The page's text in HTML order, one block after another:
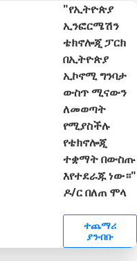
"የኢትዮጵያ
ኢንፎርሜሽን
ቴክኖሎጂ ፓርክ
በኢትዮጵያ
ኢኮኖሚ ግንባታ
ውስጥ ሚናውን
ለመወጣት
የሚያስችሉ
የቴክኖሎጂ
ተቋማት በውስጡ
እየተደራጁ ነው።"
ዶ/ር በለጠ ሞላ
ተጨማሪ
ያንብቡ